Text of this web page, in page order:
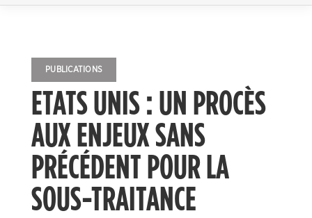
PUBLICATIONS
ETATS UNIS : UN PROCÈS
AUX ENJEUX SANS
PRÉCÉDENT POUR LA
SOUS-TRAITANCE